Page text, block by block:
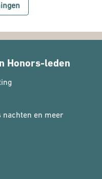
Honors-leden
nachten en meer